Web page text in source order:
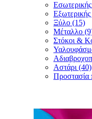
Ξύλο (15)
Μέταλλο
Στόκοι &
Αστάρι (40)
Προστασία